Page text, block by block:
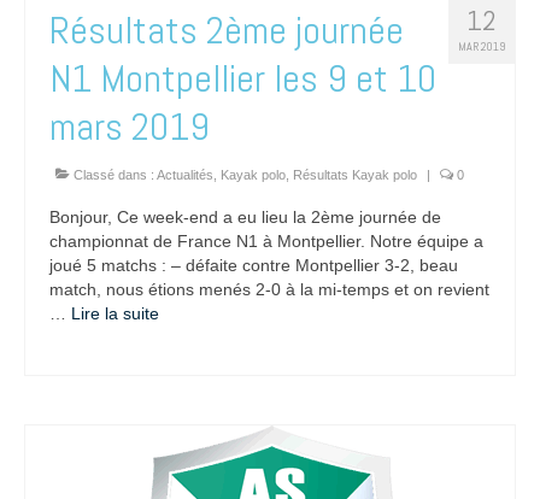
12
MAR 2019
Résultats 2ème journée
N1 Montpellier les 9 et 10
mars 2019
Classé dans : Actualités Kayak polo Résultats Kayak polo | 0
Bonjour, Ce week-end a eu lieu la 2ème journée de
championnat de France N1 à Montpellier. Notre équipe a
joué 5 matchs : – défaite contre Montpellier 3-2, beau
match, nous étions menés 2-0 à la mi-temps et on revient
Lire la suite­­